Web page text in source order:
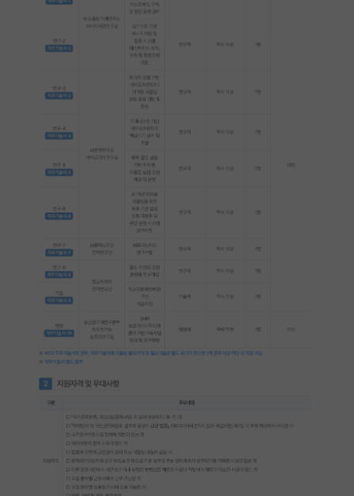
석박사 채용 정보 게시판
임용 정보 게시판
임용 후기 게시판
PI 전용 게시판
인문사회 계열 게시판
특수/전문대학원 게시판
반도체/AI 게시판
장학금/장학생 게시판
학술 정보 게시판
홍보 게시판
커리어
유학교육
반도체 아카데미